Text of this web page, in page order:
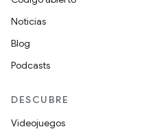
Noticias
Blog
Podcasts
DESCUBRE
Videojuegos